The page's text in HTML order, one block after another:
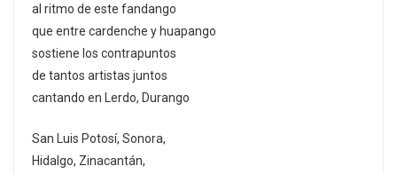
al ritmo de este fandango
que entre cardenche y huapango
sostiene los contrapuntos
de tantos artistas juntos
cantando en Lerdo, Durango
San Luis Potosí, Sonora,
Hidalgo, Zinacantán,